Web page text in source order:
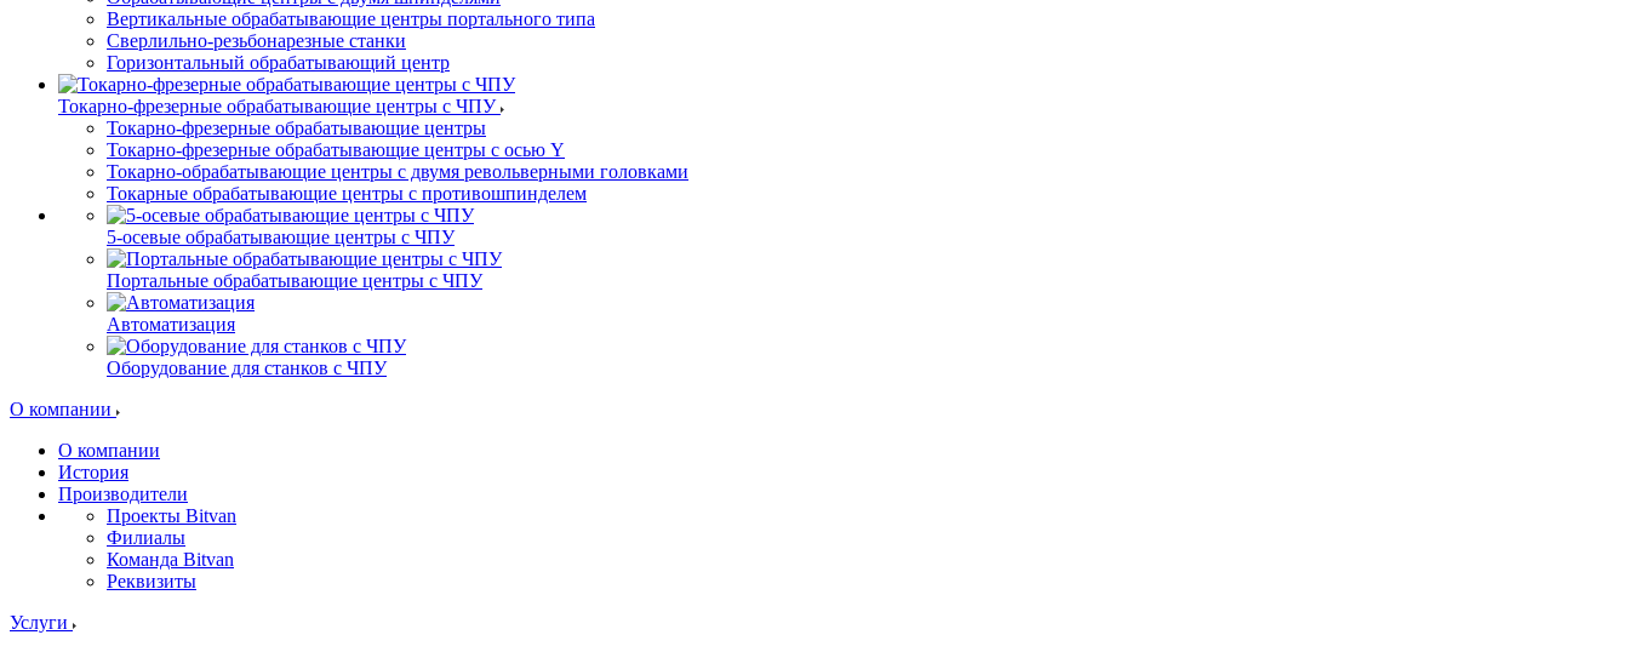
Вертикальные обрабатывающие центры портального типа
Сверлильно-резьбонарезные станки
Горизонтальный обрабатывающий центр
Токарно-фрезерные обрабатывающие центры с ЧПУ
Токарно-фрезерные обрабатывающие центры
Токарно-фрезерные обрабатывающие центры с осью Y
Токарно-обрабатывающие центры c двумя револьверными головками
Токарные обрабатывающие центры с противошпинделем
5-осевые обрабатывающие центры с ЧПУ
Портальные обрабатывающие центры с ЧПУ
Автоматизация
Оборудование для станков с ЧПУ
О компании
О компании
История
Производители
Проекты Bitvan
Филиалы
Команда Bitvan
Реквизиты
Услуги